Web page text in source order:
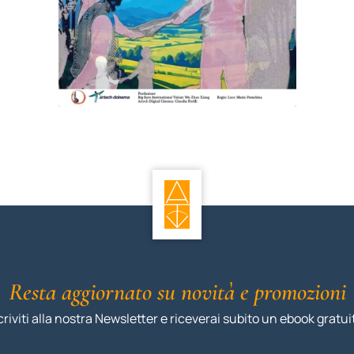
Resta aggiornato su novità e promozioni
alla nostra Newsletter e riceverai subito un ebook